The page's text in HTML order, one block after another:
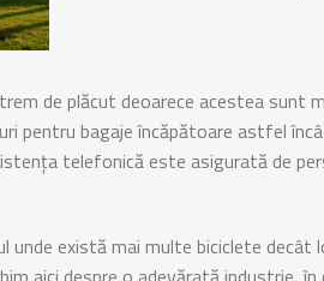
de plăcut deoarece acestea sunt
pentru bagaje încăpătoare astfel
telefonică este asigurată de
unde există mai multe biciclete decât